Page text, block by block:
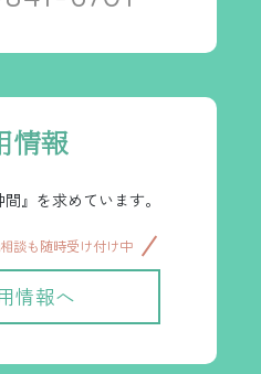
情報
』を求めています。
談も随時受け付け中
情報へ